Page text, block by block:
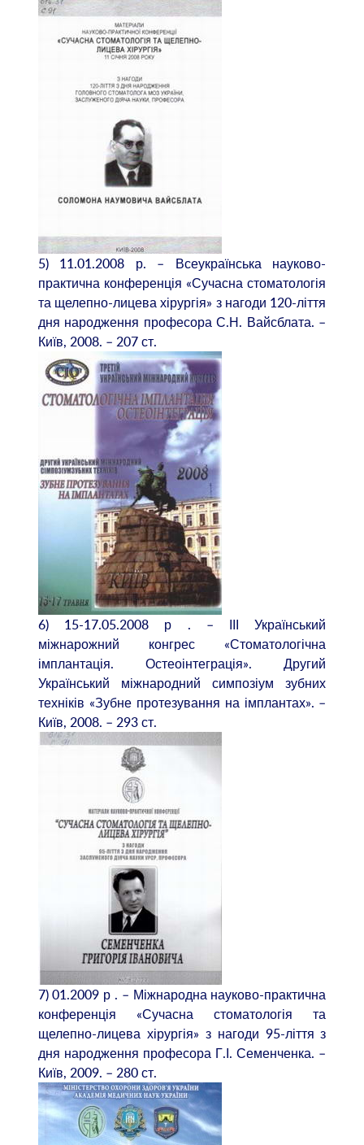
5) 11.01.2008 р. – Всеукраїнська науково-
практична конференція «Сучасна стоматологія
та щелепно-лицева хірургія» з нагоди 120-ліття
дня народження професора С.Н. Вайсблата. –
Київ, 2008. – 207 ст.
6) 15-17.05.2008 р . – ІІІ Український
міжнарожний конгрес «Стоматологічна
імплантація. Остеоінтеграція». Другий
Український міжнародний симпозіум зубних
техніків «Зубне протезування на імплантах». –
Київ, 2008. – 293 ст.
7) 01.2009 р . – Міжнародна науково-практична
конференція «Сучасна стоматологія та
щелепно-лицева хірургія» з нагоди 95-ліття з
дня народження професора Г.І. Семенченка. –
Київ, 2009. – 280 ст.